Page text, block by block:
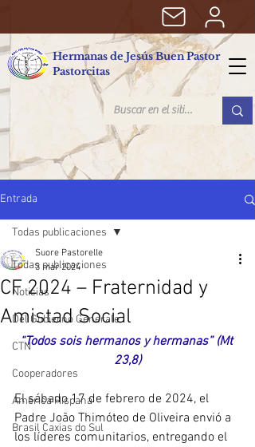
Hermanas de Jesús Buen Pastor
Pastorcitas
Entrada
Todas publicaciones
Noticias
Del Gobierno Generale
CTN
Cooperadores
América Hispana
Brasil Caxias do Sul
Todas publicaciones
CF 2024 – Fraternidad y
Amistad Social
Suore Pastorelle
3 mar 2024
“Todos sois hermanos y hermanas” (Mt
23,8)
El sábado 17 de febrero de 2024, el
Padre João Thimóteo de Oliveira envió a
los líderes comunitarios, entregando el